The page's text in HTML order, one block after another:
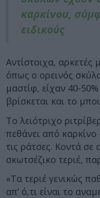
καρκίνου,
ειδικούς
Αντίστοιχα, αρκετές
όπως ο ορεινός
μαστίφ, είχαν 40-
βρίσκεται και το
Το λειότριχο
πεθάνει από καρκίνο
τις ράτσες. Κοντά σε
σκωτσέζικο τεριέ,
«Τα τεριέ γενικώς
απ’ ό,τι είναι το